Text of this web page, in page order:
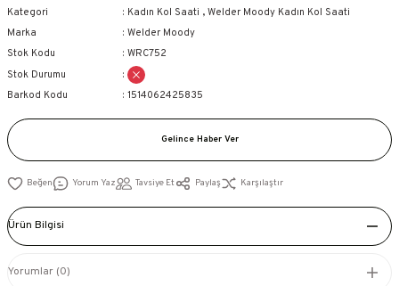
Kategori Kadın Kol Saati , Welder Moody Kadın Kol Saati
Marka
Welder Moody
Stok Kodu
WRC752
Stok Durumu
Barkod Kodu
1514062425835
Gelince Haber Ver
Yorum Yaz Tavsiye Et Paylaş Karşılaştır
Ürün Bilgisi
Yorumlar (0)